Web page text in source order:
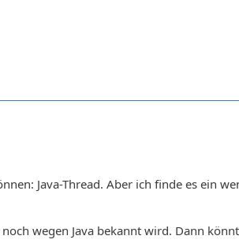
Java-Thread. Aber ich finde es ein
wegen Java bekannt wird. Dann